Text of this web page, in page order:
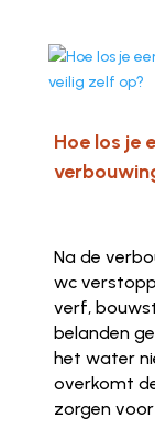
Hoe los je
Na de
wc
verf,
belanden
het water
overkomt
zorgen